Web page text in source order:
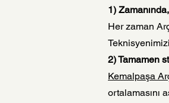
1) Zamanında,
Her zaman
2) Tamamen
Kemalpaşa
ortalamasını